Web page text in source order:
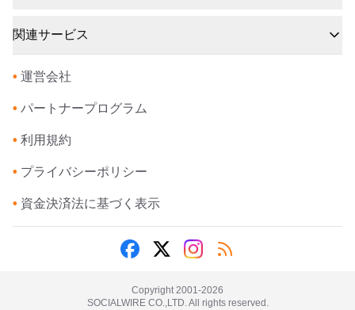
関連サービス
• 運営会社
• パートナープログラム
• 利用規約
• プライバシーポリシー
• 資金決済法に基づく表示
Copyright 2001-2026
SOCIALWIRE CO.,LTD. All rights reserved.